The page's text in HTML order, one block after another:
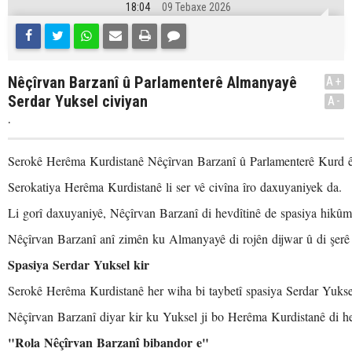
18:04 09 Tebaxe 2026
Nêçîrvan Barzanî û Parlamenterê Almanyayê
Serdar Yuksel civiyan
.
A+
A-
Serokê Herêma Kurdistanê Nêçîrvan Barzanî û Parlamenterê
Serokatiya Herêma Kurdistanê li ser vê civîna îro daxuyaniyek da.
Li gorî daxuyaniyê, Nêçîrvan Barzanî di hevdîtinê de spasiya
Nêçîrvan Barzanî anî zimên ku Almanyayê di rojên dijwar û di
Spasiya Serdar Yuksel kir
Serokê Herêma Kurdistanê her wiha bi taybetî spasiya Serdar
Nêçîrvan Barzanî diyar kir ku Yuksel ji bo Herêma Kurdistanê di
"Rola Nêçîrvan Barzanî bibandor e"